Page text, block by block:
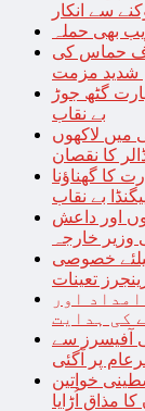
سے انکار
بھی حملہ
حماس کی
گٹھ جوڑ
بے نقاب
میں لاکھوں
کا نقصان
کا گھناؤنا
بے نقاب
اور داعش
وزیر خارجہ
خصوصی
تعینات
اور
کی ہدایت
آفیسرز سے
پر آگئی
خواتین
کا مذاق اُڑایا